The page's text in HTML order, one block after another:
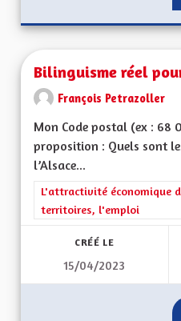
Bilinguisme réel
François Petrazoller
Mon Code postal (ex : 68
proposition : Quels sont
l’Alsace...
Filtrer les résultats de la
L'attractivité économique
territoires, l'emploi
CRÉÉ LE
15/04/2023